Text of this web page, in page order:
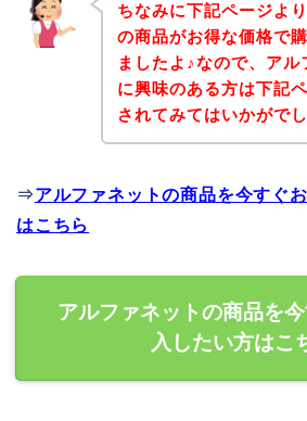
ちなみに下記ページよ
の商品がお得な価格で
ましたよ♪なので、ア
に興味のある方は下記
されてみてはいかがで
⇒アルファネットの商品を今すぐ
はこちら
アルファネットの商品を
入したい方はこ